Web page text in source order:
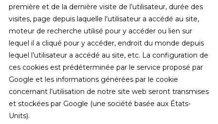
première et de la dernière visite de l’utilisateur, durée des
visites, page depuis laquelle l’utilisateur a accédé au site,
moteur de recherche utilisé pour y accéder ou lien sur
lequel il a cliqué pour y accéder, endroit du monde depuis
lequel l’utilisateur a accédé au site, etc. La configuration de
ces cookies est prédéterminée par le service proposé par
Google et les informations générées par le cookie
concernant l’utilisation de notre site web seront transmises
et stockées par Google (une société basée aux États-
Units).